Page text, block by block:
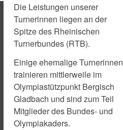
Die Leistungen unserer
Turnerinnen liegen an der
Spitze des Rheinischen
Turnerbundes (RTB).
Einige ehemalige Turnerinnen
trainieren mittlerweile im
Olympiastützpunkt Bergisch
Gladbach und sind zum Teil
Mitglieder des Bundes- und
Olympiakaders.